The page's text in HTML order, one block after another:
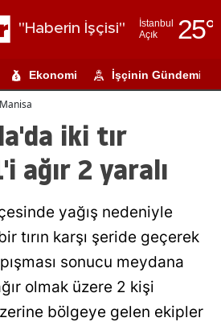
"Haberin İşçisi"
İstanbul
Açık
25°
Adıyaman
Amasya
Ankara
Antalya
Aydın
Ekonomi İşçinin Gündemi
Manisa
iki tır
ağır 2 yaralı
yağış nedeniyle
tırın karşı şeride geçerek
sonucu meydana
olmak üzere 2 kişi
bölgeye gelen ekipler